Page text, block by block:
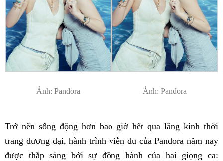
Ảnh: Pandora Ảnh: Pandora
Trở nên sống động hơn bao giờ hết qua lăng kính thời
trang đương đại, hành trình viễn du của Pandora năm nay
được thắp sáng bởi sự đồng hành của hai giọng ca: